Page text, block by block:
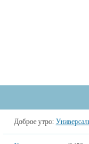
Доброе утро: